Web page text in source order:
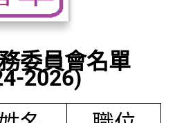
委員會名單
2026)